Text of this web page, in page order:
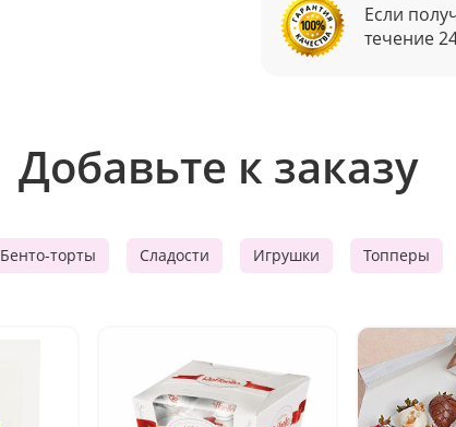
Если
течение
Добавьте к заказу
Бенто-торты Сладости Игрушки Топперы